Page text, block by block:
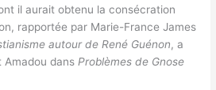
il aurait obtenu la consécration
rapportée par Marie-France James
autour de René Guénon, a
Amadou dansProblèmes de Gnose